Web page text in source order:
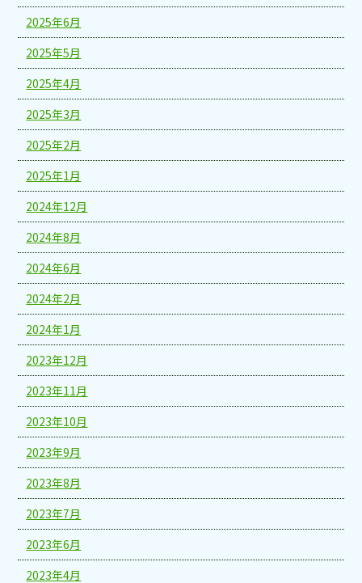
2025年6月
2025年5月
2025年4月
2025年3月
2025年2月
2025年1月
2024年12月
2024年8月
2024年6月
2024年2月
2024年1月
2023年12月
2023年11月
2023年10月
2023年9月
2023年8月
2023年7月
2023年6月
2023年4月